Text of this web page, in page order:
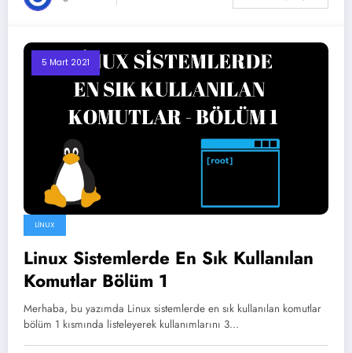
5 Mart 2021
LINUX
Linux Sistemlerde En Sık Kullanılan
Komutlar Bölüm 1
Merhaba, bu yazımda Linux sistemlerde en sık kullanılan komutlar
bölüm 1 kısmında listeleyerek kullanımlarını 3…